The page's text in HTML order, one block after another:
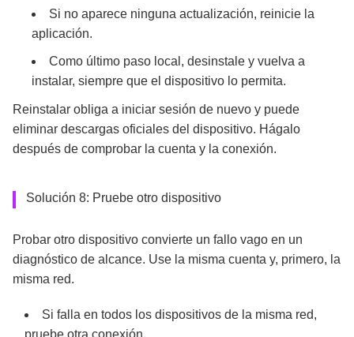
Si no aparece ninguna actualización, reinicie la
aplicación.
Como último paso local, desinstale y vuelva a
instalar, siempre que el dispositivo lo permita.
Reinstalar obliga a iniciar sesión de nuevo y puede
eliminar descargas oficiales del dispositivo. Hágalo
después de comprobar la cuenta y la conexión.
Solución 8: Pruebe otro dispositivo
Probar otro dispositivo convierte un fallo vago en un
diagnóstico de alcance. Use la misma cuenta y, primero, la
misma red.
Si falla en todos los dispositivos de la misma red,
pruebe otra conexión.